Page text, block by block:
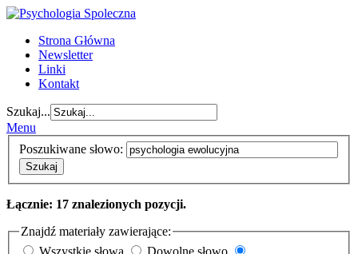
Strona Główna
Newsletter
Linki
Kontakt
Szukaj...
Menu
Poszukiwane słowo:
Szukaj
Łącznie: 17 znalezionych pozycji.
Znajdź materiały zawierające: